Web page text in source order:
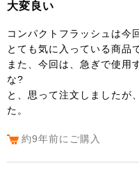
大変良い
コンパクトフラッシュは今
とても気に入っている商品
また、今回は、急ぎで使用
な?
と、思って注文しましたが
た。
約9年前にご購入